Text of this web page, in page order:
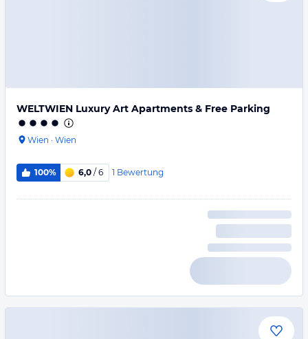
WELTWIEN Luxury Art Apartments & Free Parking
Wien · Wien
100% 6,0 / 6 1 Bewertung